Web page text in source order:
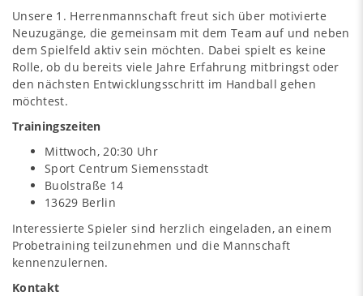
Unsere 1. Herrenmannschaft freut sich über motivierte
Neuzugänge, die gemeinsam mit dem Team auf und neben
dem Spielfeld aktiv sein möchten. Dabei spielt es keine
Rolle, ob du bereits viele Jahre Erfahrung mitbringst oder
den nächsten Entwicklungsschritt im Handball gehen
möchtest.
Trainingszeiten
Mittwoch, 20:30 Uhr
Sport Centrum Siemensstadt
Buolstraße 14
13629 Berlin
Interessierte Spieler sind herzlich eingeladen, an einem
Probetraining teilzunehmen und die Mannschaft
kennenzulernen.
Kontakt